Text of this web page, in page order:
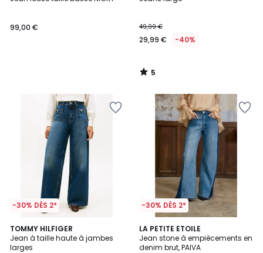
99,00 € 49,99 €
29,99 € -40%
5
/
-30% DÈS 2*
TOMMY HILFIGER
Jean à taille haute à jambes
larges
4
/
5
-30% DÈS 2*
LA PETITE ETOILE
Jean stone à empiècements en
denim brut, PAIVA